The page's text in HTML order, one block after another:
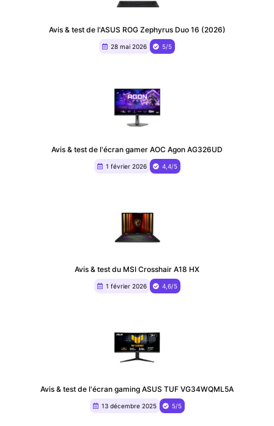
Avis & test de l'ASUS ROG Zephyrus Duo 16 (2026)
28 mai 2026 5/5
Avis & test de l'écran gamer AOC Agon AG326UD
1 février 2026 4,4/5
Avis & test du MSI Crosshair A18 HX
1 février 2026 4,6/5
Avis & test de l'écran gaming ASUS TUF VG34WQML5A
13 décembre 2025 5/5